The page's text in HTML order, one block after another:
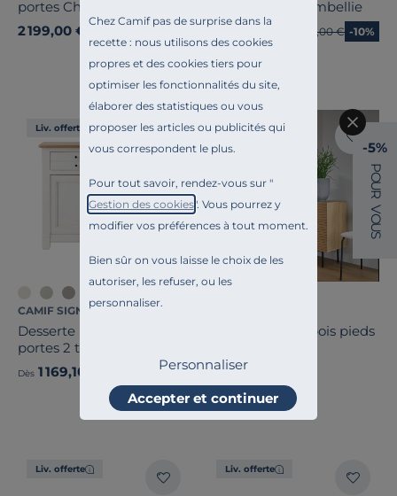
Chez Camif pas de surprise dans la
recette : nous utilisons des cookies
propres et des cookies tiers pour
optimiser les fonctionnalités du site,
élaborer des statistiques ou vous
proposer les articles ou publicités qui
vous correspondent le plus.
Pour tout savoir, rendez-vous sur "
Gestion des cookies". Vous pourrez y
modifier vos préférences à tout moment.
Bien sûr on vous laisse le choix de les
autoriser, les refuser, ou les
personnaliser.
Personnaliser
Accepter et continuer
portes Charles
2 199,00 €
portes 3 tiroirs Embellie
1 799,10 € Ancien prix
1 999,00 € -10%
Liv. offerte
CAMIF SIGNATURE
Desserte bois massif 2
portes 2 tiroirs Embellie
Dès 1 169,10 € -10%
Liv. offerte
Buffet 4 portes bois pieds
699,00 €
Liv. offerte Liv. offerte
-5%
P
O
U
R
V
O
U
S